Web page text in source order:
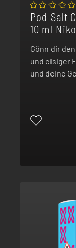
Pod Salt
10 ml
Gönn dir
und eisiger
und deine